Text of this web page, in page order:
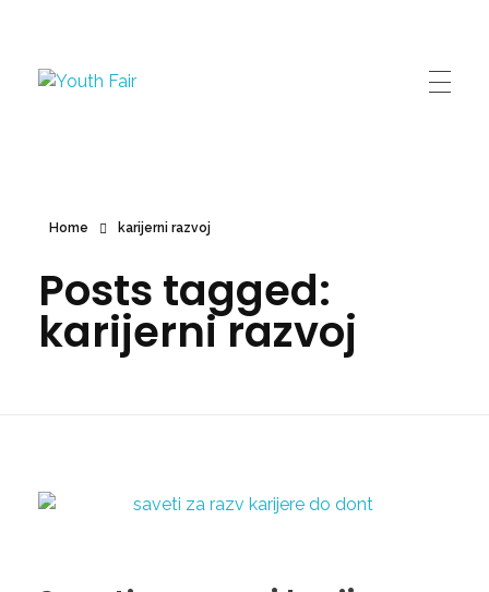
Home karijerni razvoj
Posts tagged:
karijerni razvoj